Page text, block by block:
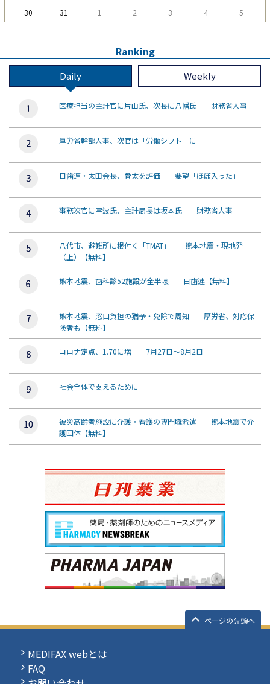
30
31 1 2 3 4 5
Ranking
Daily Weekly
医療担当の主計官に片山氏、次長に八幡氏 財務省人事
厚労省幹部人事、次官は「労働シフト」に
日歯連・太田会長、骨太を評価 要望「ほぼ入った」
事務次官に宇波氏、主計局長は坂本氏 財務省人事
八代市、避難所に根付く「TMAT」 熊本地震・現地発
（上）【無料】
熊本地震、歯科診52施設が全半壊 日歯連【無料】
熊本地震、窓口負担の猶予・免除で周知 厚労省、対応保
険者も【無料】
コロナ定点、1.70に増 7月27日～8月2日
社会全体で支えるために
被災高齢者施設に介護・看護の専門職派遣 熊本地震で介
護団体【無料】
ページの先頭へ
MEDIFAX webとは
FAQ